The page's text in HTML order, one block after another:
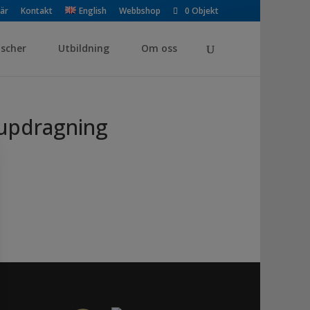
Kontakt English Webbshop 0 Objekt
Utbildning Om oss